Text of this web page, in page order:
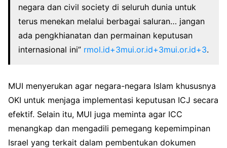
negara dan civil society di seluruh dunia untuk
terus menekan melalui berbagai saluran… jangan
ada pengkhianatan dan permainan keputusan
internasional ini” rmol.id+3mui.or.id+3mui.or.id+3.
MUI menyerukan agar negara-negara Islam khususnya
OKI untuk menjaga implementasi keputusan ICJ secara
efektif. Selain itu, MUI juga meminta agar ICC
menangkap dan mengadili pemegang kepemimpinan
Israel yang terkait dalam pembentukan dokumen